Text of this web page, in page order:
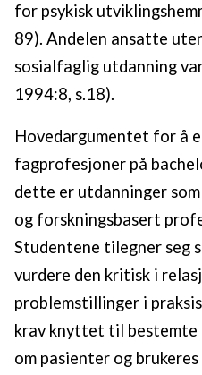
for psykisk
89). Andelen ansatte
sosialfaglig utdanning
1994:8, s.18).
Hovedargumentet for å
fagprofesjoner på
dette er utdanninger
og forskningsbasert
Studentene tilegner seg
vurdere den kritisk i
problemstillinger i
krav knyttet til bestemte
om pasienter og